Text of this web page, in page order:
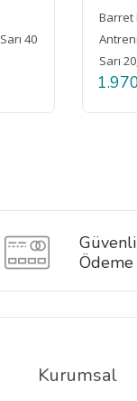
Küçük Boy
Çanağı Seti
20,5cm x 7,5cm 48'li
₺
Güvenli
Ödeme
Kurumsal